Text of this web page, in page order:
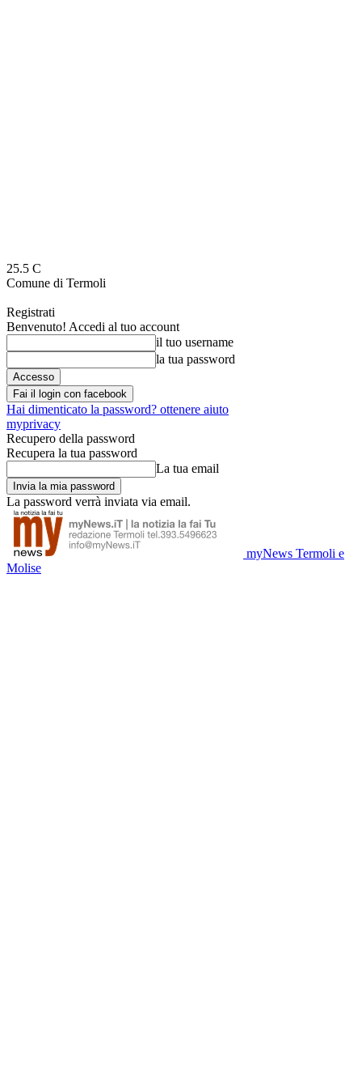
25.5 C
Comune di Termoli
Registrati
Benvenuto! Accedi al tuo account
il tuo username
la tua password
Fai il login con facebook
Hai dimenticato la password? ottenere aiuto
myprivacy
Recupero della password
Recupera la tua password
La tua email
La password verrà inviata via email.
myNews Termoli e
Molise